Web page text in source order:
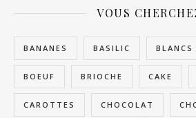
VOUS
BANANES BASILIC BLANCS
BOEUF BRIOCHE CAKE
CAROTTES CHOCOLAT